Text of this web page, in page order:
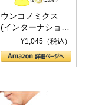
ウンコノミクス
(インターナショナ
ル新書)¥1,045（税込）